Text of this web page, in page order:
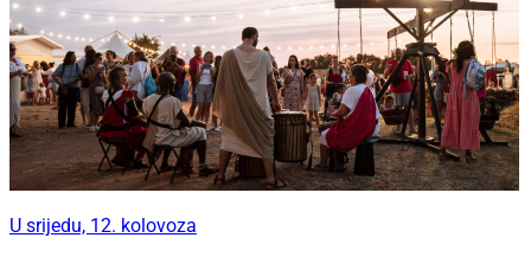
U srijedu, 12. kolovoza